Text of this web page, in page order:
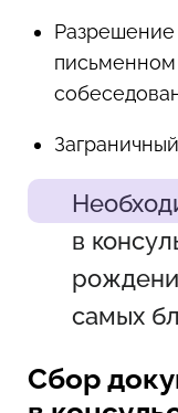
Разрешение
в
самых
Сбор